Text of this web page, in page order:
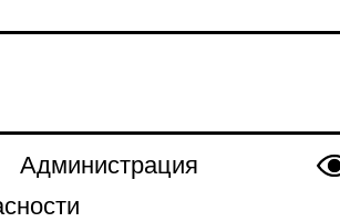
Администрация